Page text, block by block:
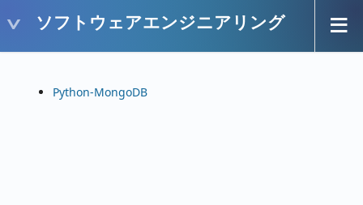
ソフトウェアエンジニアリング
Python-MongoDB